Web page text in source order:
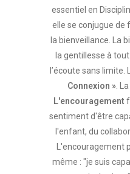
essentiel en
elle se conjugue de
la bienveillance. La
la gentillesse à
l’écoute sans limite.
Connexion » .
L'encouragement
sentiment d'être
l'enfant, du
L'encouragement
même : "je suis